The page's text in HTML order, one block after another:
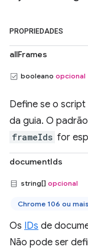
PROPRIEDADES
allFrames
booleano opcional
Define se o
da guia. O
frameIds for
documentIds
string[] opcional
Chrome 106 ou
Os IDs de
Não pode ser